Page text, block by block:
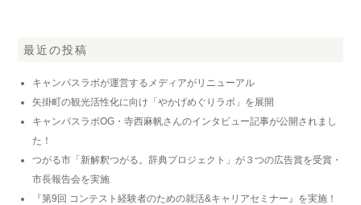
最近の投稿
キャンパスラボが運営するメディアがリニューアル
矢掛町の観光活性化に向け「やかげめぐりラボ」を展開
キャンパスラボOG・寺西麻帆さんのインタビュー記事が公開されまし
た！
つがる市「新解釈つがる。辞典プロジェクト」が３つの広告賞を受賞・
市長報告会を実施
『第9回 コンテスト経験者のための就活&キャリアセミナー』を実施！